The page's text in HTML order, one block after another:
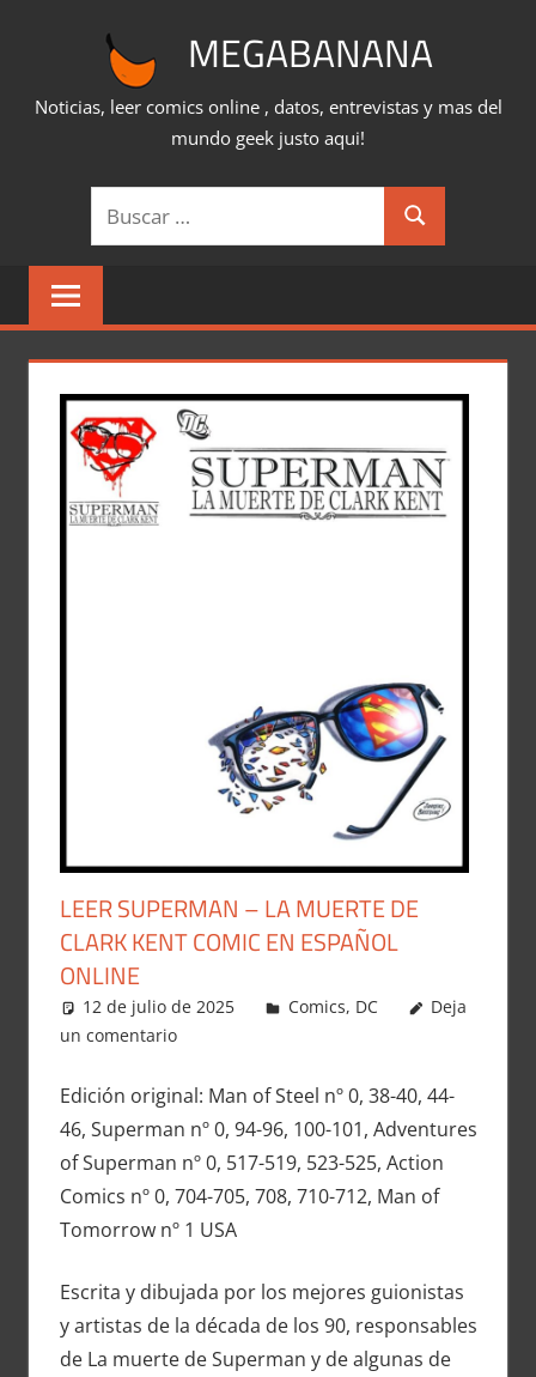
MEGABANANA
Noticias, leer comics online , datos, entrevistas y mas del
mundo geek justo aqui!
Buscar:
Buscar
LEER SUPERMAN – LA MUERTE DE
CLARK KENT COMIC EN ESPAÑOL
ONLINE
12 de julio de 2025 Carlitox Banana
Comics, DC
Deja
un comentario
Edición original: Man of Steel nº 0, 38-40, 44-
46, Superman nº 0, 94-96, 100-101, Adventures
of Superman nº 0, 517-519, 523-525, Action
Comics nº 0, 704-705, 708, 710-712, Man of
Tomorrow nº 1 USA
Escrita y dibujada por los mejores guionistas
y artistas de la década de los 90, responsables
de La muerte de Superman y de algunas de